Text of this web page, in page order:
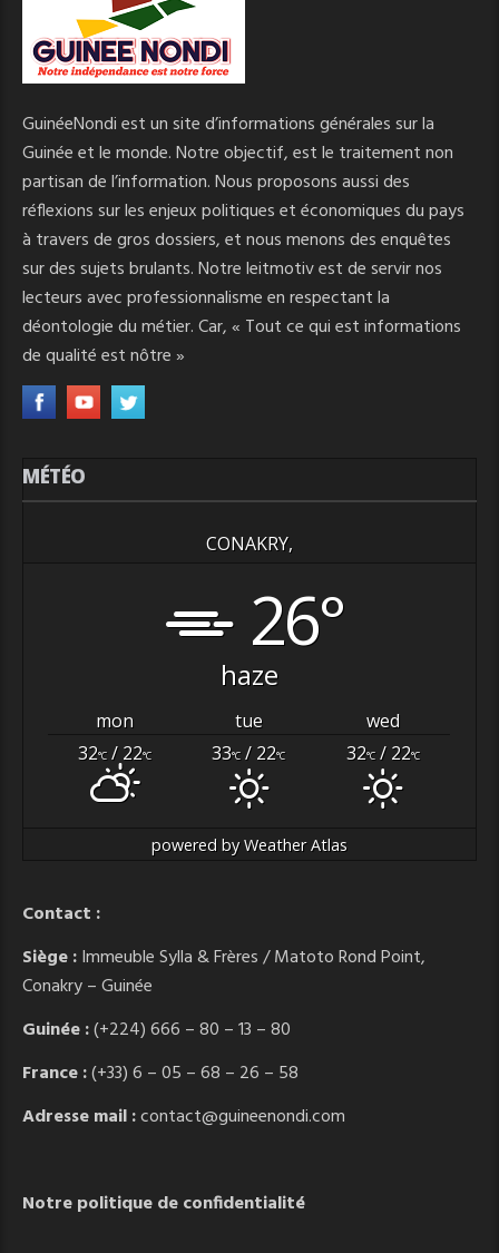
GuinéeNondi est un site d’informations générales sur la
Guinée et le monde. Notre objectif, est le traitement non
partisan de l’information. Nous proposons aussi des
réflexions sur les enjeux politiques et économiques du pays
à travers de gros dossiers, et nous menons des enquêtes
sur des sujets brulants. Notre leitmotiv est de servir nos
lecteurs avec professionnalisme en respectant la
déontologie du métier. Car, « Tout ce qui est informations
de qualité est nôtre »
MÉTÉO
CONAKRY,
26°
haze
mon tue
wed
32°C / 22°C 33°C / 22°C 32°C/ 22°C
powered byWeather Atlas
Contact :
Siège :Immeuble Sylla & Frères / Matoto Rond Point,
Conakry – Guinée
Guinée :(+224) 666 – 80 – 13 – 80
France :(+33) 6 – 05 – 68 – 26 – 58
Adresse mail :contact@guineenondi.com
Notre politique de confidentialité